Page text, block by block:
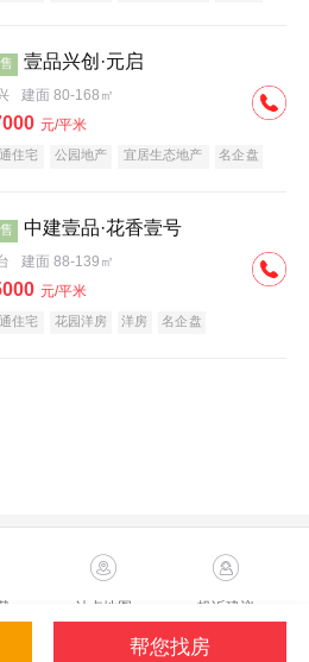
壹品兴创·元启
建面 80-168㎡
元/平米
住宅 公园地产 宜居生态地产 名企盘
中建壹品·花香壹号
建面 88-139㎡
元/平米
住宅 花园洋房 洋房 名企盘
帮您找房
站点地图 投诉建议